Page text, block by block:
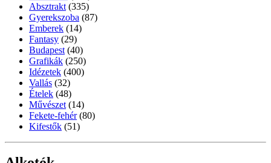
Absztrakt (335)
Gyerekszoba (87)
Emberek (14)
Fantasy (29)
Budapest (40)
Grafikák (250)
Idézetek (400)
Vallás (32)
Ételek (48)
Művészet (14)
Fekete-fehér (80)
Kifestők (51)